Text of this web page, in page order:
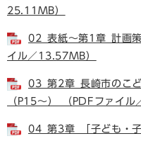
25.11MB）
02_表紙～第1章_計画
イル／13.57MB）
03_第2章_長崎市のこ
（P15～） （PDFファイル
04_第3章_「子ども・